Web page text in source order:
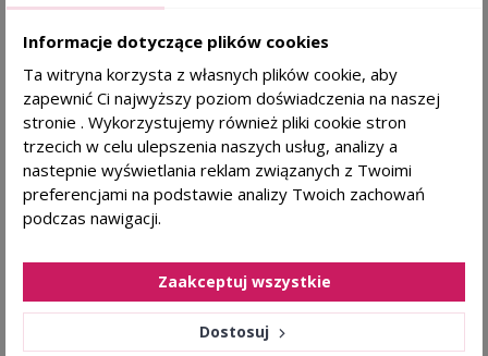
24,18 zł
DODAJ DO KOSZYKA
ELIOKAP Complex A Peeling do skóry głowy -
Dla kogo?
oczyszczanie skóry głowy
intensywna kuracja
Informacje dotyczące plików cookies
Ta witryna korzysta z własnych plików cookie, aby
zapewnić Ci najwyższy poziom doświadczenia na naszej
stronie . Wykorzystujemy również pliki cookie stron
trzecich w celu ulepszenia naszych usług, analizy a
nastepnie wyświetlania reklam związanych z Twoimi
preferencjami na podstawie analizy Twoich zachowań
podczas nawigacji.
Dostosuj
Zaakceptuj wszystkie